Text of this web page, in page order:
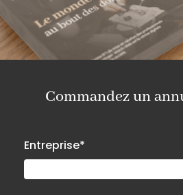
Commandez un
Entreprise*